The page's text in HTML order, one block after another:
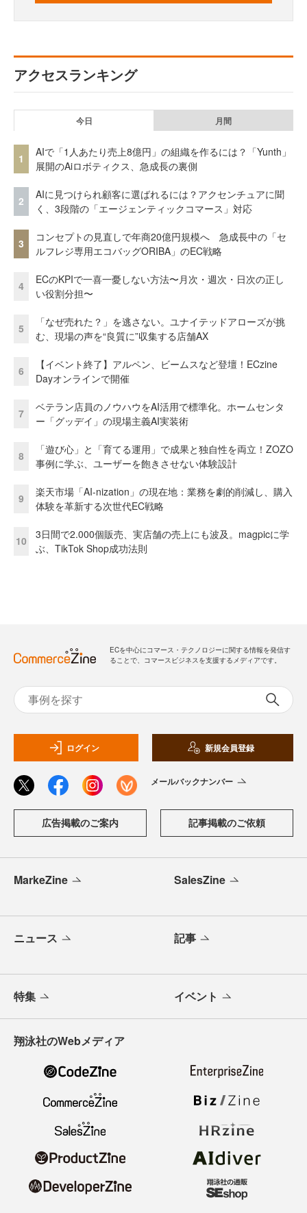
アクセスランキング
今日 月間
1
AIで「1人あたり売上8億円」の組織を作るには？「Yunth」
展開のAiロボティクス、急成長の裏側
2
AIに見つけられ顧客に選ばれるには？アクセンチュアに聞
く、3段階の「エージェンティックコマース」対応
3
コンセプトの見直しで年商20億円規模へ 急成長中の「セ
ルフレジ専用エコバッグORIBA」のEC戦略
4
ECのKPIで一喜一憂しない方法〜月次・週次・日次の正し
い役割分担〜
5
「なぜ売れた？」を逃さない。ユナイテッドアローズが挑
む、現場の声を“良質に”収集する店舗AX
6
【イベント終了】アルペン、ビームスなど登壇！ECzine
Dayオンラインで開催
7
ベテラン店員のノウハウをAI活用で標準化。ホームセンタ
ー「グッデイ」の現場主義AI実装術
8
「遊び心」と「育てる運用」で成果と独自性を両立！ZOZO
事例に学ぶ、ユーザーを飽きさせない体験設計
9
楽天市場「AI-nization」の現在地：業務を劇的削減し、購入
体験を革新する次世代EC戦略
10
3日間で2.000個販売、実店舗の売上にも波及。magpicに学
ぶ、TikTok Shop成功法則
ECを中心にコマース・テクノロジーに関する情報を発信す
ることで、コマースビジネスを支援するメディアです。
ログイン 新規会員登録
メールバックナンバー
広告掲載のご案内 記事掲載のご依頼
MarkeZine SalesZine
ニュース 記事
特集 イベント
翔泳社のWebメディア